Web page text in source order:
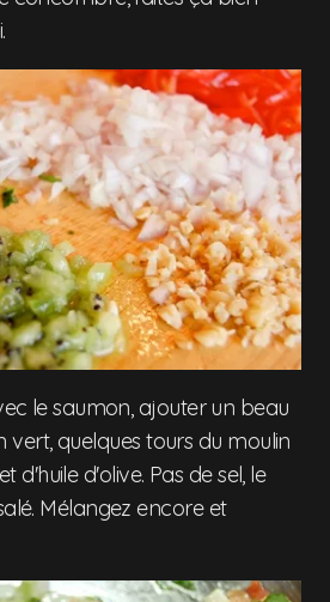
le saumon, ajouter un beau
vert, quelques tours du moulin
d'huile d'olive. Pas de sel, le
Mélangez encore et